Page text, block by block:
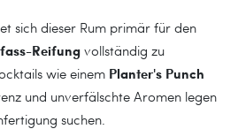
sich dieser Rum primär für den
Reifung vollständig zu
wie einem Planter's Punch
und unverfälschte Aromen legen
suchen.